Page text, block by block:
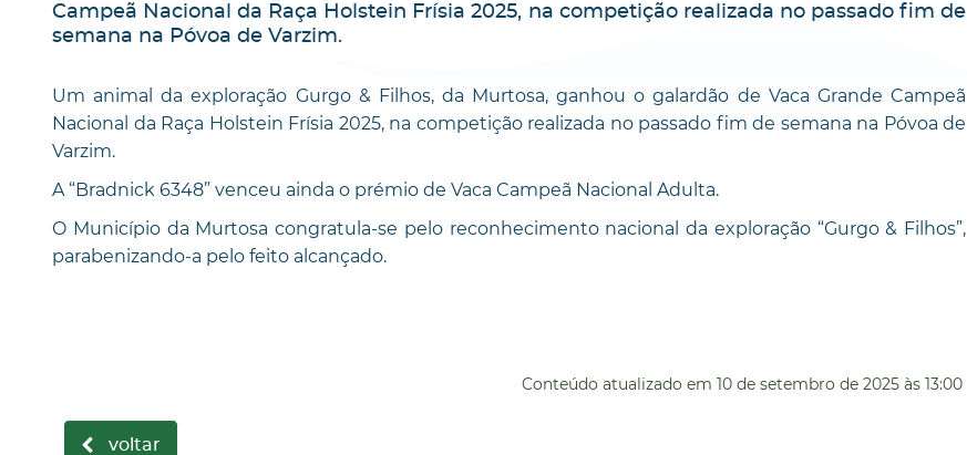
Campeã Nacional da Raça Holstein Frísia 2025, na competição realizada no passado fim de
semana na Póvoa de Varzim.
Um animal da exploração Gurgo & Filhos, da Murtosa, ganhou o galardão de Vaca Grande Campeã
Nacional da Raça Holstein Frísia 2025, na competição realizada no passado fim de semana na Póvoa de
Varzim.
A “Bradnick 6348” venceu ainda o prémio de Vaca Campeã Nacional Adulta.
O Município da Murtosa congratula-se pelo reconhecimento nacional da exploração “Gurgo & Filhos”,
parabenizando-a pelo feito alcançado.
Conteúdo atualizado em 10 de setembro de 2025 às 13:00
voltar